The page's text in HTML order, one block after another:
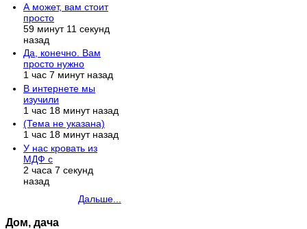
А может, вам стоит
просто
59 минут 11 секунд
назад
Да, конечно. Вам
просто нужно
1 час 7 минут назад
В интернете мы
изучили
1 час 18 минут назад
(Тема не указана)
1 час 18 минут назад
У нас кровать из
МДФ с
2 часа 7 секунд
назад
Дальше...
Дом, дача